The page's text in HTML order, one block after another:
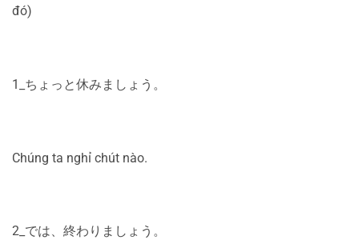
đó)
1_ちょっと休みましょう。
Chúng ta nghỉ chút nào.
2_では、終わりましょう。